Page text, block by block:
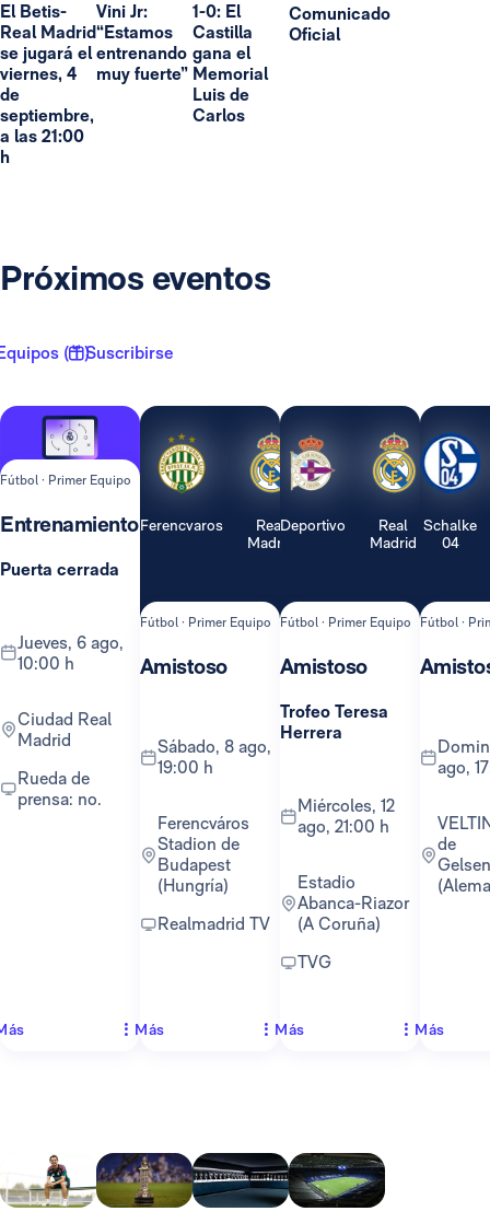
El Betis-
Real Madrid
se jugará el
viernes, 4
de
septiembre,
a las 21:00
h
Vini Jr:
“Estamos
entrenando
muy fuerte”
1-0: El
Castilla
gana el
Memorial
Luis de
Carlos
Comunicado
Oficial
Próximos eventos
( 1 )Suscribirse
Fútbol · Primer Equipo
Entrenamiento
Puerta cerrada
jueves, 6 ago,
10:00 h
Ciudad Real
Madrid
Rueda de
prensa: no.
Ferencvaros
Real
Madrid
Fútbol · Primer Equipo
Amistoso
sábado, 8 ago,
19:00 h
Ferencváros
Stadion de
Budapest
(Hungría)
Realmadrid TV
Más
Deportivo
Real
Madrid
Fútbol · Primer Equipo
Amistoso
Trofeo Teresa
Herrera
miércoles, 12
ago, 21:00 h
Estadio
Abanca-Riazor
(A Coruña)
TVG
Más
Schalke
04
Fútbol ·
domingo, 16
ago,
VELTINS-Arena
de
Más